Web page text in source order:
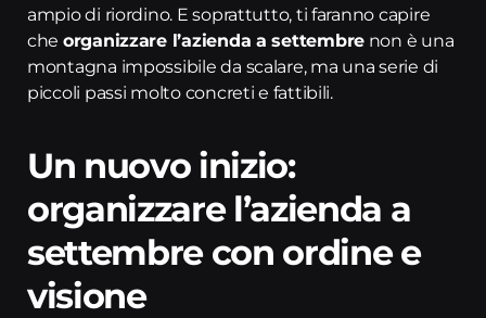
ampio di riordino. E soprattutto, ti faranno capire
che organizzare l’azienda a settembre non è una
montagna impossibile da scalare, ma una serie di
piccoli passi molto concreti e fattibili.
Un nuovo inizio:
organizzare l’azienda a
settembre con ordine e
visione